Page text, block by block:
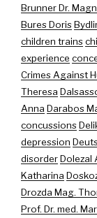
Brunner Dr.
Bures Doris
children trains
experience
Crimes Against
Theresa
Anna Darabos
concussions
depression
disorderDolezal
Katharina
Drozda Mag.
Prof. Dr. med.